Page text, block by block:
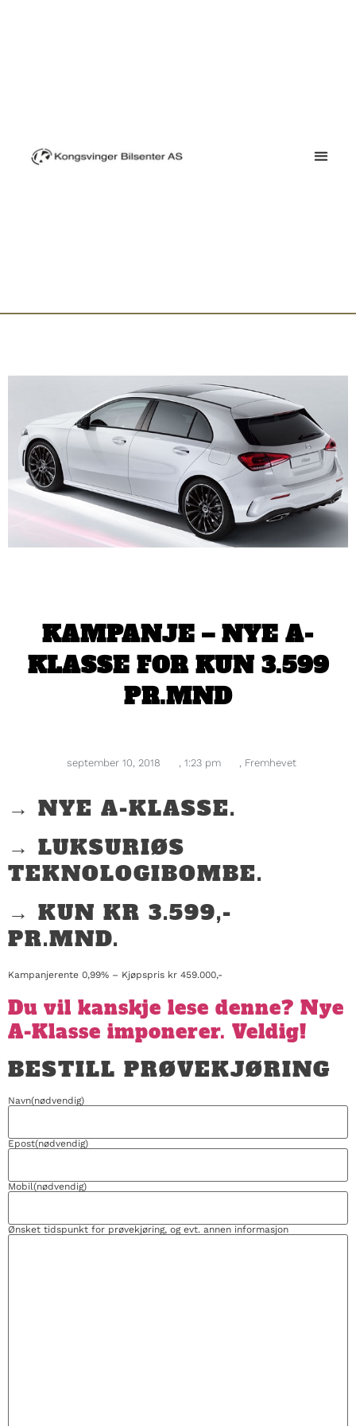
KAMPANJE – NYE A-
KLASSE FOR KUN 3.599
PR.MND
september 10, 2018 1:23 pm Fremhevet
→ NYE A-KLASSE.
→ LUKSURIØS
TEKNOLOGIBOMBE.
→ KUN KR 3.599,-
PR.MND.
Kampanjerente 0,99% – Kjøpspris kr 459.000,-
Du vil kanskje lese denne? Nye
A-Klasse imponerer. Veldig!
BESTILL PRØVEKJØRING
Navn(nødvendig)
Epost(nødvendig)
Mobil(nødvendig)
Ønsket tidspunkt for prøvekjøring, og evt. annen informasjon